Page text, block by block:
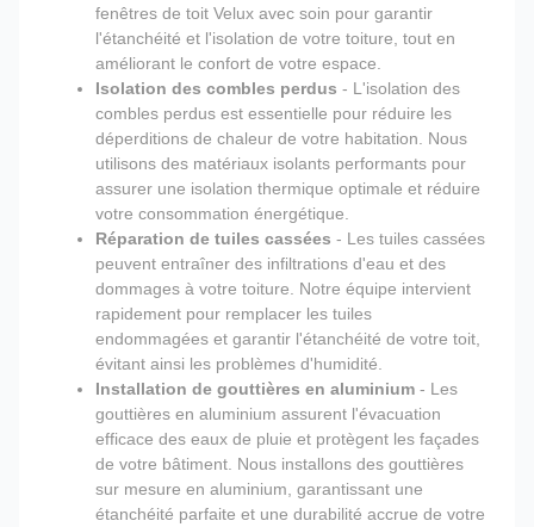
fenêtres de toit Velux avec soin pour garantir
l'étanchéité et l'isolation de votre toiture, tout en
améliorant le confort de votre espace.
Isolation des combles perdus - L'isolation des
combles perdus est essentielle pour réduire les
déperditions de chaleur de votre habitation. Nous
utilisons des matériaux isolants performants pour
assurer une isolation thermique optimale et réduire
votre consommation énergétique.
Réparation de tuiles cassées - Les tuiles cassées
peuvent entraîner des infiltrations d'eau et des
dommages à votre toiture. Notre équipe intervient
rapidement pour remplacer les tuiles
endommagées et garantir l'étanchéité de votre toit,
évitant ainsi les problèmes d'humidité.
Installation de gouttières en aluminium - Les
gouttières en aluminium assurent l'évacuation
efficace des eaux de pluie et protègent les façades
de votre bâtiment. Nous installons des gouttières
sur mesure en aluminium, garantissant une
étanchéité parfaite et une durabilité accrue de votre